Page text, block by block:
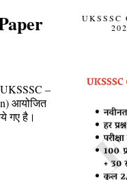
–
आयोजित
गए है।
UKSSSC